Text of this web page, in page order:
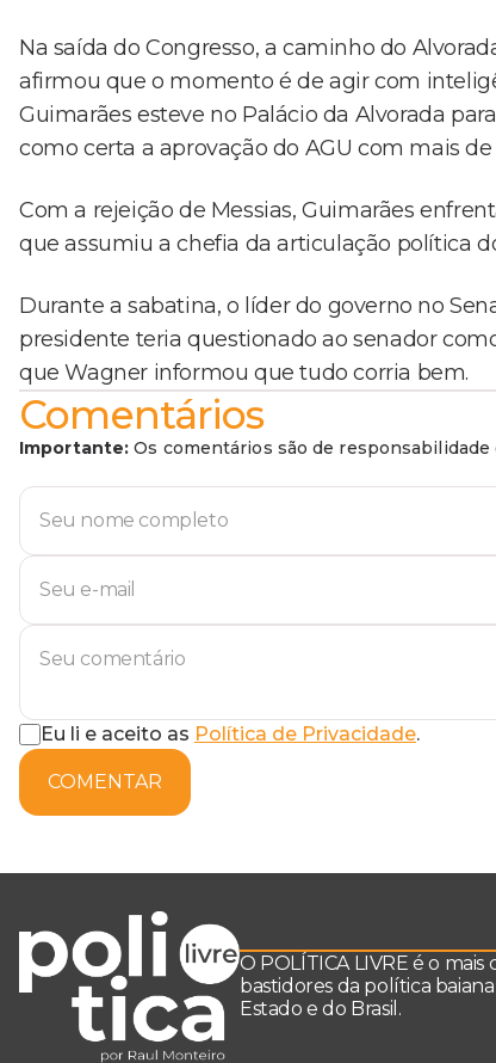
Na saída do Congresso, a caminho do
afirmou que o momento é de agir com
Guimarães esteve no Palácio da Alvorada
como certa a aprovação do AGU com mais
Com a rejeição de Messias, Guimarães
que assumiu a chefia da articulação política
Durante a sabatina, o líder do governo no
presidente teria questionado ao senador
que Wagner informou que tudo corria bem.
Comentários
Importante: Os comentários são de
Eu li e aceito as Política de Privacidade.
COMENTAR
O POLÍTICA LIVRE é o
bastidores da política
Estado e do Brasil.